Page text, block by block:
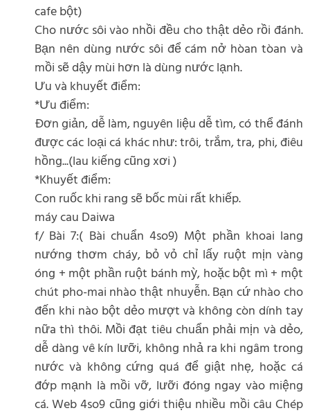
cafe bột)
Cho nước sôi vào nhồi đều cho thật dẻo rồi đánh.
Bạn nên dùng nước sôi để cám nở hòan tòan và
mồi sẽ dậy mùi hơn là dùng nước lạnh.
Ưu và khuyết điểm:
*Ưu điểm:
Đơn giản, dễ làm, nguyên liệu dễ tìm, có thể đánh
được các loại cá khác như: trôi, trắm, tra, phi, điêu
hồng...(lau kiếng cũng xơi )
*Khuyết điểm:
Con ruốc khi rang sẽ bốc mùi rất khiếp.
máy cau Daiwa
f/ Bài 7:( Bài chuẩn 4so9) Một phần khoai lang
nướng thơm cháy, bỏ vỏ chỉ lấy ruột mịn vàng
óng + một phần ruột bánh mỳ, hoặc bột mì + một
chút pho-mai nhào thật nhuyễn. Bạn cứ nhào cho
đến khi nào bột dẻo mượt và không còn dính tay
nữa thì thôi. Mồi đạt tiêu chuẩn phải mịn và dẻo,
dễ dàng vê kín lưỡi, không nhả ra khi ngâm trong
nước và không cứng quá để giật nhẹ, hoặc cá
đớp mạnh là mồi vỡ, lưỡi đóng ngay vào miệng
cá. Web 4so9 cũng giới thiệu nhiều mồi câu Chép